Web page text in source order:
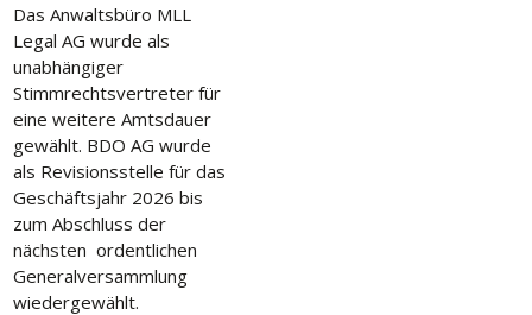
Das Anwaltsbüro MLL
Legal AG wurde als
unabhängiger
Stimmrechtsvertreter für
eine weitere Amtsdauer
gewählt. BDO AG wurde
als Revisionsstelle für das
Geschäftsjahr 2026 bis
zum Abschluss der
nächsten ordentlichen
Generalversammlung
wiedergewählt.